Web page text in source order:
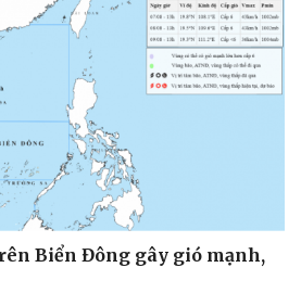
Biển Đông gây gió mạnh,